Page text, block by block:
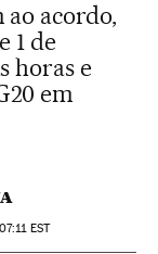
acordo,
1 de
horas e
em
EST